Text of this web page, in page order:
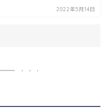
2022年5月14日